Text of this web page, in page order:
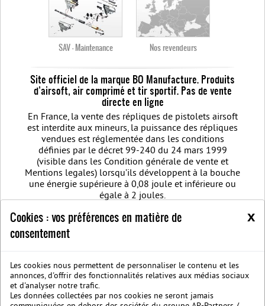
SAV - Maintenance Nos revendeurs
Site officiel de la marque BO Manufacture. Produits
d’airsoft, air comprimé et tir sportif. Pas de vente
directe en ligne
En France, la vente des répliques de pistolets airsoft
est interdite aux mineurs, la puissance des répliques
vendues est réglementée dans les conditions
définies par le décret 99-240 du 24 mars 1999
(visible dans les Condition générale de vente et
Mentions legales) lorsqu’ils développent à la bouche
une énergie supérieure à 0,08 joule et inférieure ou
égale à 2 joules.
weapon - Comment choisir sa réplique airsoft quand vous débutez ?
Meilleure réplique Airsoft : Retrouver les dernières nouveautés d'arme
GBB
BO Manufacture - Retrouvez notre série limitée airsoft avec des
modèles uniques
Nous rejoindre sur Facebook
Mentions legales
Protection des données privées
Cookies : vos préférences en matière de
consentement
x
Les cookies nous permettent de personnaliser le contenu et les
annonces, d'offrir des fonctionnalités relatives aux médias sociaux
et d'analyser notre trafic.
Les données collectées par nos cookies ne seront jamais